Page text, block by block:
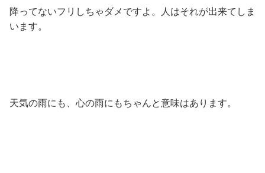
降ってないフリしちゃダメですよ。人はそれが出来てしま
います。
天気の雨にも、心の雨にもちゃんと意味はあります。